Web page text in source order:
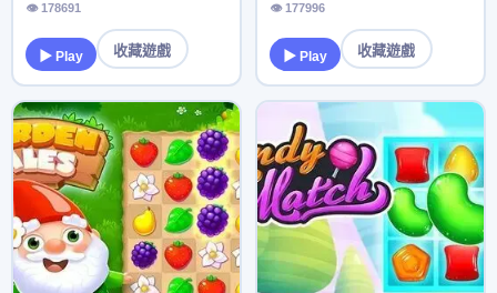
👁 178691
▶ Play 收藏遊戲
👁 177996
▶ Play 收藏遊戲